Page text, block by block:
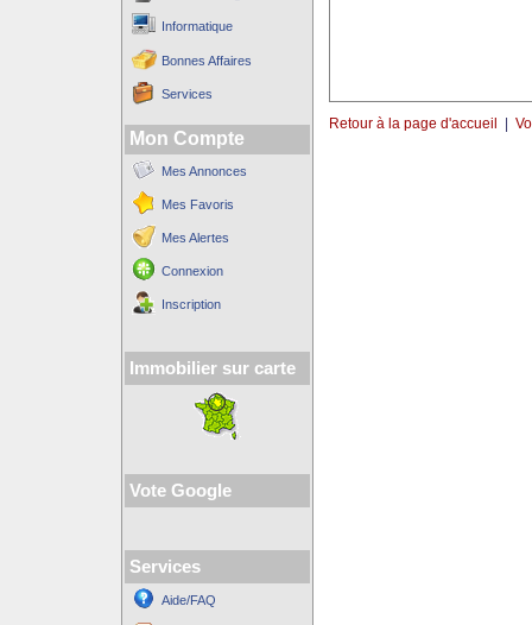
Informatique
Bonnes Affaires
Services
Mon Compte
Mes Annonces
Mes Favoris
Mes Alertes
Connexion
Inscription
Immobilier sur carte
Vote Google
Services
Aide/FAQ
Retour à la page d'accueil